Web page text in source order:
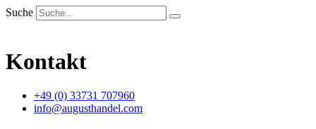
Suche
Kontakt
+49 (0) 33731 707960
info@augusthandel.com